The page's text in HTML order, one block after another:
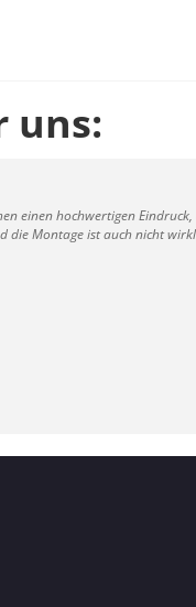
uns:
einen hochwertigen
die Montage ist auch nicht